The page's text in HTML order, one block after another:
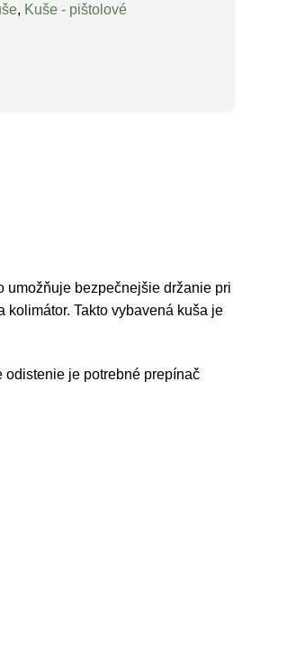
, Kuše - pištolové
umožňuje bezpečnejšie držanie pri
Takto vybavená kuša je
odistenie je potrebné prepínač